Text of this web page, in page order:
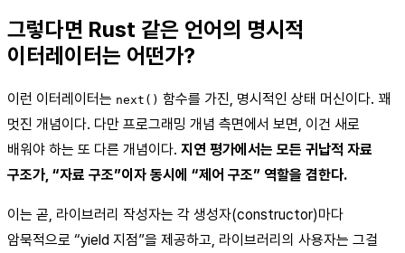
그렇다면 Rust 같은 언어의 명시적
이터레이터는 어떤가?
이런 이터레이터는 next() 함수를 가진, 명시적인 상태 머신이다. 꽤
멋진 개념이다. 다만 프로그래밍 개념 측면에서 보면, 이건 새로
배워야 하는 또 다른 개념이다. 지연 평가에서는 모든 귀납적 자료
구조가, “자료 구조”이자 동시에 “제어 구조” 역할을 겸한다.
이는 곧, 라이브러리 작성자는 각 생성자(constructor)마다
암묵적으로 “yield 지점”을 제공하고, 라이브러리의 사용자는 그걸